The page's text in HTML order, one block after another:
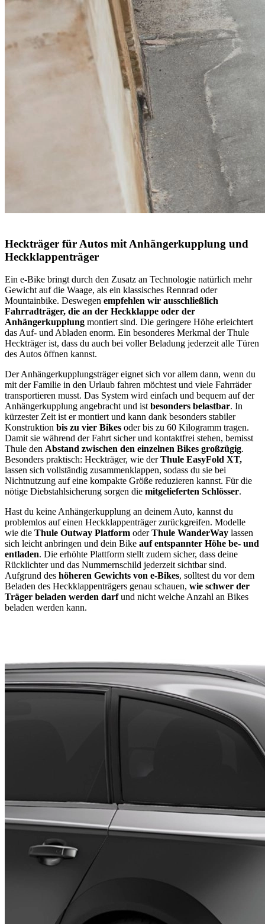
Heckträger für Autos mit Anhängerkupplung und
Heckklappenträger
Ein e-Bike bringt durch den Zusatz an Technologie natürlich mehr
Gewicht auf die Waage, als ein klassisches Rennrad oder
Mountainbike. Deswegen empfehlen wir ausschließlich
Fahrradträger, die an der Heckklappe oder der
Anhängerkupplung montiert sind. Die geringere Höhe erleichtert
das Auf- und Abladen enorm. Ein besonderes Merkmal der Thule
Heckträger ist, dass du auch bei voller Beladung jederzeit alle Türen
des Autos öffnen kannst.
Der Anhängerkupplungsträger eignet sich vor allem dann, wenn du
mit der Familie in den Urlaub fahren möchtest und viele Fahrräder
transportieren musst. Das System wird einfach und bequem auf der
Anhängerkupplung angebracht und ist besonders belastbar. In
kürzester Zeit ist er montiert und kann dank besonders stabiler
Konstruktion bis zu vier Bikes oder bis zu 60 Kilogramm tragen.
Damit sie während der Fahrt sicher und kontaktfrei stehen, bemisst
Thule den Abstand zwischen den einzelnen Bikes großzügig.
Besonders praktisch: Heckträger, wie derThule EasyFold XT,
lassen sich vollständig zusammenklappen, sodass du sie bei
Nichtnutzung auf eine kompakte Größe reduzieren kannst. Für die
nötige Diebstahlsicherung sorgen die mitgelieferten Schlösser.
Hast du keine Anhängerkupplung an deinem Auto, kannst du
problemlos auf einen Heckklappenträger zurückgreifen. Modelle
wie die Thule Outway Platform oderThule WanderWay lassen
sich leicht anbringen und dein Bike auf entspannter Höhe be- und
entladen. Die erhöhte Plattform stellt zudem sicher, dass deine
Rücklichter und das Nummernschild jederzeit sichtbar sind.
Aufgrund des höheren Gewichts von e-Bikes, solltest du vor dem
Beladen des Heckklappenträgers genau schauen, wie schwer der
Träger beladen werden darfund nicht welche Anzahl an Bikes
beladen werden kann.